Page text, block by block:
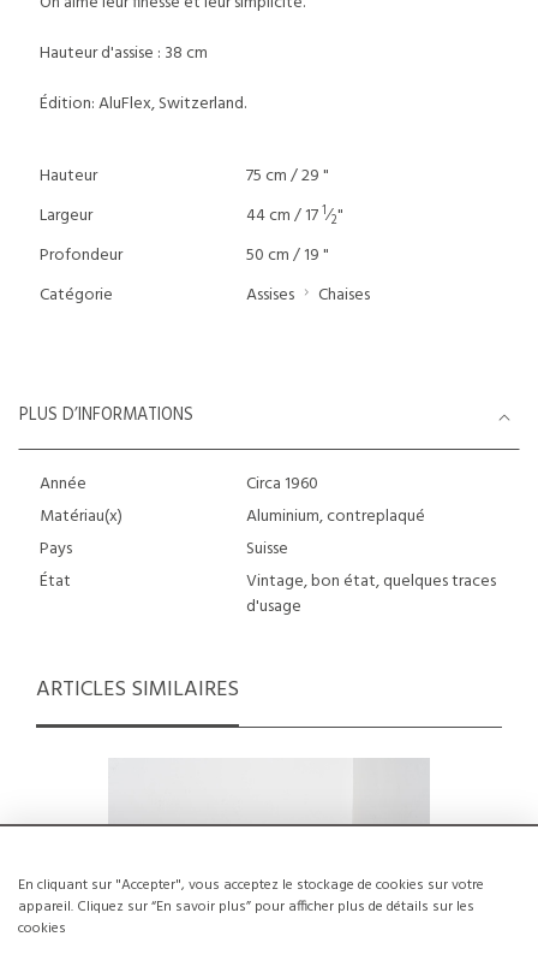
En cliquant sur "Accepter", vous acceptez le stockage de cookies sur votre
appareil. Cliquez sur “En savoir plus” pour afficher plus de détails sur les
cookies
Hauteur d'assise : 38 cm
Édition: AluFlex, Switzerland.
Hauteur
75 cm / 29 "
Largeur
44 cm / 171⁄2"
Profondeur
50 cm / 19 "
Catégorie
Assises Chaises
PLUS D’INFORMATIONS
Année
Circa 1960
Matériau(x)
Aluminium, contreplaqué
Pays
Suisse
État
Vintage, bon état, quelques traces
d'usage
ARTICLES SIMILAIRES